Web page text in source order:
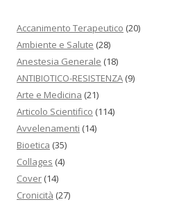
Accanimento Terapeutico (20)
Ambiente e Salute (28)
Anestesia Generale (18)
ANTIBIOTICO-RESISTENZA (9)
Arte e Medicina (21)
Articolo Scientifico (114)
Avvelenamenti (14)
Bioetica (35)
Collages (4)
Cover (14)
Cronicità (27)